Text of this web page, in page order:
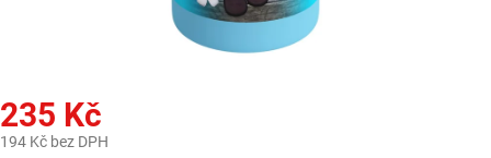
235 Kč
194 Kč bez DPH